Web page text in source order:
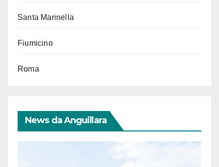
Santa Marinella
Fiumicino
Roma
News da Anguillara